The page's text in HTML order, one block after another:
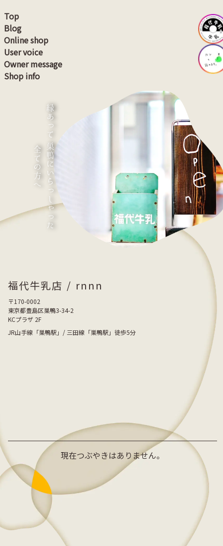
Top
Blog
Online shop
User voice
Owner message
Shop info
縁あって 巣鴨にいらっしゃった
全ての方へ
福代牛乳店 / rnnn
〒170-0002
東京都豊島区巣鴨3-34-2
KCプラザ 2F
JR山手線「巣鴨駅」/ 三田線「巣鴨駅」徒歩5分
現在つぶやきはありません。